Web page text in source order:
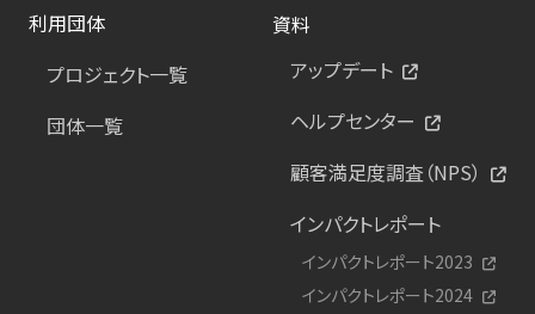
利用団体
プロジェクト一覧
団体一覧
資料
アップデート
ヘルプセンター
顧客満足度調査（NPS）
インパクトレポート
インパクトレポート2023
インパクトレポート2024